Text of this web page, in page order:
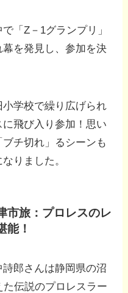
「Z－1グランプリ」
を発見し、参加を決
学校で繰り広げられ
飛び入り参加！思い
チ切れ」るシーンも
りました。
市旅：プロレスのレ
能！
郎さんは静岡県の沼
伝説のプロレスラー